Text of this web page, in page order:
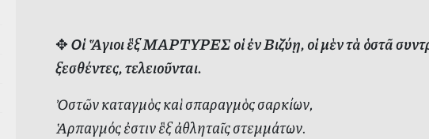
✥Οἱ Ἅγιοι ἓξ ΜΑΡΤΥΡΕΣ οἱ ἐν Βιζύῃ, οἱ μὲν τὰ ὁστᾶ
ξεσθέντες, τελειοῦνται.
Ὀστῶν καταγμὸς καὶ σπαραγμὸς σαρκίων,
Ἁρπαγμός ἐστιν ἓξ ἀθληταῖς στεμμάτων.